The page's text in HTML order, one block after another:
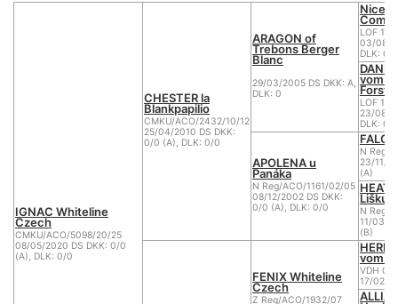
IGNAC Whiteline
Czech
CMKU/ACO/5098/20/25
08/05/2020 DS DKK: 0/0
(A), DLK: 0/0
CHESTER la
Blankpapilio
CMKU/ACO/2432/10/12
25/04/2010 DS DKK:
0/0 (A), DLK: 0/0
ARAGON of
Trebons Berger
Blanc
29/03/2005 DS DKK: A,
DLK: 0
Nice
Come
LOF
03/08/
DLK: 0
vom
Forst
LOF 1
23/08/
DLK: 0
APOLENA u
Panáka
N Reg/ACO/1161/02/05
08/12/2002 DS DKK:
0/0 (A), DLK: 0/0
N Reg/
23/11/
(A)
N Reg/
11/03/
(B)
FENIX Whiteline
Czech
Z Reg/ACO/1932/07
vom
VDH
17/02/